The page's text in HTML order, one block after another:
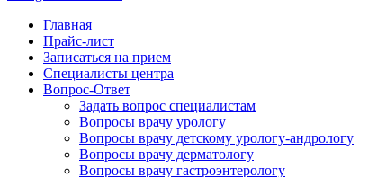
Главная
Прайс-лист
Записаться на прием
Специалисты центра
Вопрос-Ответ
Задать вопрос специалистам
Вопросы врачу урологу
Вопросы врачу детскому урологу-андрологу
Вопросы врачу дерматологу
Вопросы врачу гастроэнтерологу